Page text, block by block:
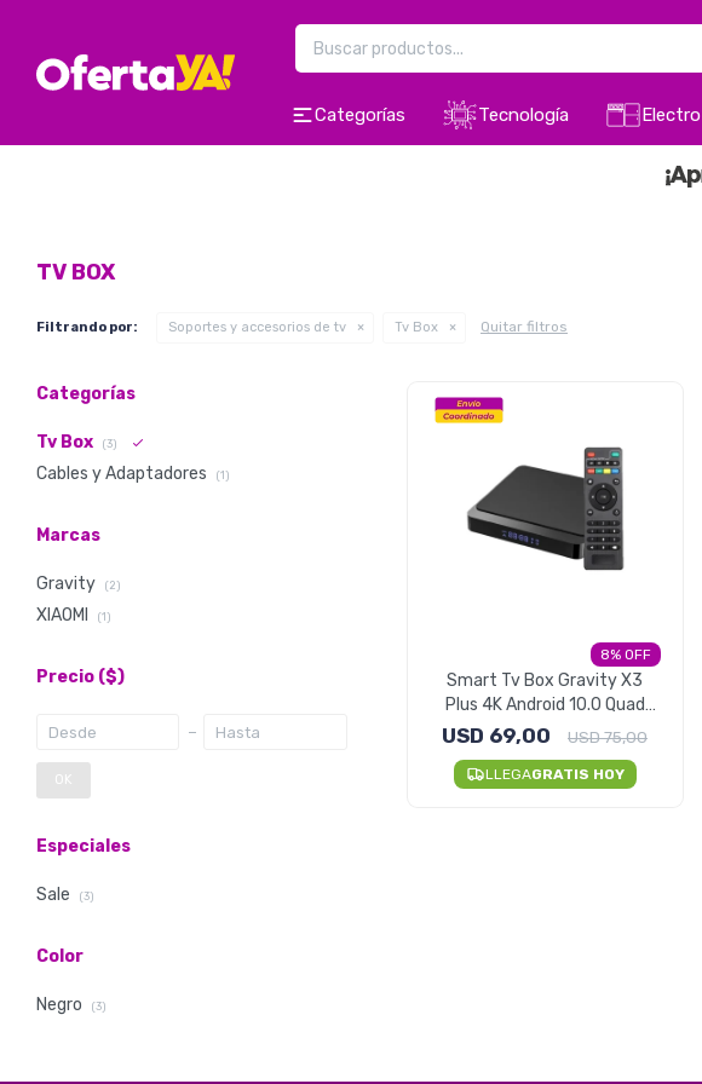
Categorías Tecnología Electro
TV BOX
Filtrando por: Soportes y accesorios de tv Tv Box Quitar filtros
8
Smart Tv Box Gravity X3
Plus 4K Android 10.0 Quad
Core 2gb RAM
USD 69,00 USD75,00
LLEGAGRATIS HOY
Categorías
Tv Box (3)
Cables y Adaptadores (1)
Marcas
Gravity (2)
XIAOMI (1)
Precio ($)
OK
Especiales
Sale (3)
Color
Negro (3)